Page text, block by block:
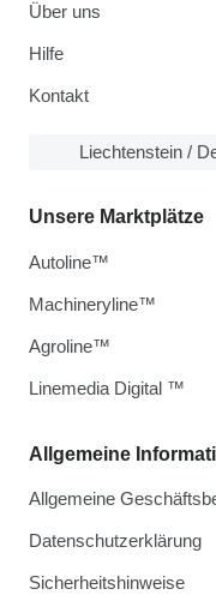
Über uns
Hilfe
Kontakt
Liechtenstein /
Allgemeine
Allgemeine
Datenschutzerklärung
Sicherheitshinweise
Unsere Marktplätze
Autoline™
Machineryline™
Agroline™
Linemedia Digital ™